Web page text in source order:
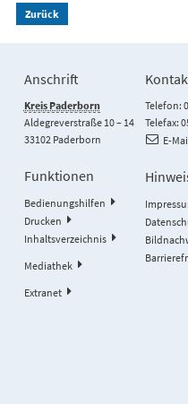
Zurück
Anschrift
Kreis Paderborn
Aldegreverstraße 10 – 14
33102 Paderborn
Telefon:
Telefax:
E-
Funktionen
Bedienungshilfen
Drucken
Inhaltsverzeichnis
Mediathek
Extranet